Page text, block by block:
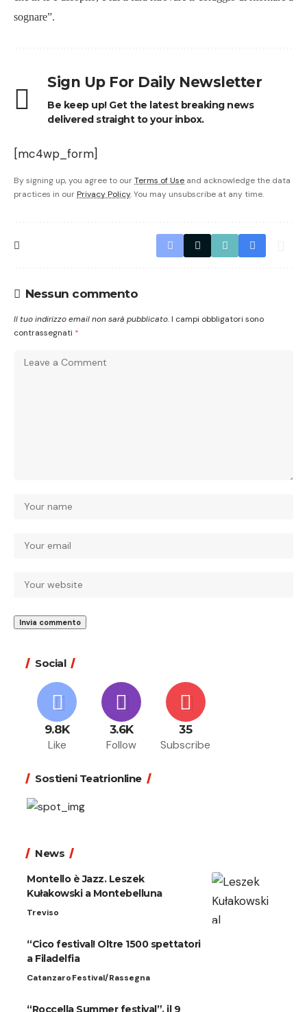
sognare”.
Sign Up For Daily Newsletter
Be keep up! Get the latest breaking news
delivered straight to your inbox.
[mc4wp_form]
By signing up, you agree to ourTerms of Use and acknowledge the data
practices in our Privacy Policy. You may unsubscribe at any time.
Nessun commento
Il tuo indirizzo email non sarà pubblicato. I campi obbligatori sono
contrassegnati *
Social
9.8K
Like
3.6K
Follow
35
Subscribe
Sostieni Teatrionline
News
Montello è Jazz. Leszek
Kułakowski a Montebelluna
Treviso
“Cico festival! Oltre 1500 spettatori
a Filadelfia
CatanzaroFestival/Rassegna
“Roccella Summer festival”, il 9